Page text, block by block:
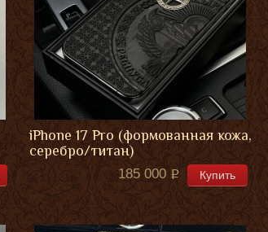
iPhone 17 Pro (формованная кожа,
серебро/титан)
185 000 Купить